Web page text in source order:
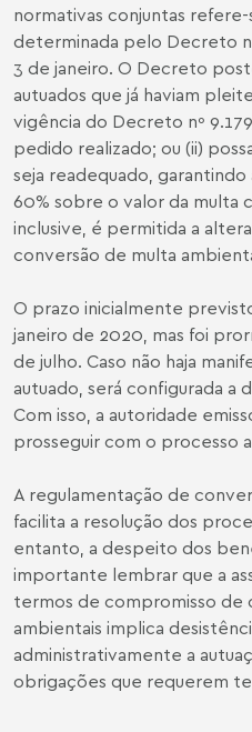
normativas conjuntas
determinada pelo Decreto
3 de janeiro. O Decreto
autuados que já haviam
vigência do Decreto nº
pedido realizado; ou (ii)
seja readequado,
60% sobre o valor da multa
inclusive, é permitida a
conversão de multa
O prazo inicialmente
janeiro de 2020, mas foi
de julho. Caso não haja
autuado, será configurada a
Com isso, a autoridade
prosseguir com o processo
A regulamentação de
facilita a resolução dos
entanto, a despeito dos
importante lembrar que a
termos de compromisso de
ambientais implica
administrativamente a
obrigações que requerem